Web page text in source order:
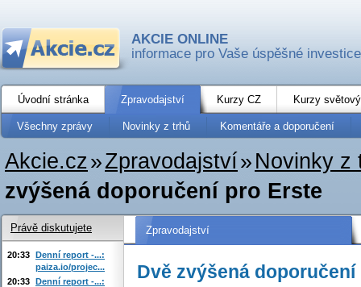
AKCIE ONLINE
informace pro Vaše úspěšné investice
Úvodní stránka Zpravodajství Kurzy CZ Kurzy
Všechny zprávy Novinky z trhů Komentáře a doporučení
Akcie.cz»Zpravodajství» Novinky z
zvýšená doporučení pro Erste
Zpravodajství
Dvě zvýšená doporučení
Právě diskutujete
20:33 Denní report -...:
paiza.io/projec...
20:33 Denní report -...: